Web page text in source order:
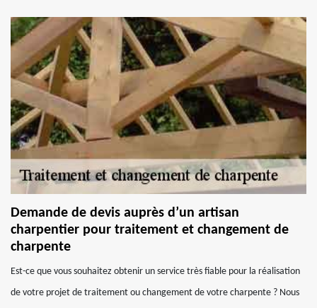
Demande de devis auprès d’un artisan
charpentier pour traitement et changement de
charpente
Est-ce que vous souhaitez obtenir un service très fiable pour la réalisation
de votre projet de traitement ou changement de votre charpente ? Nous